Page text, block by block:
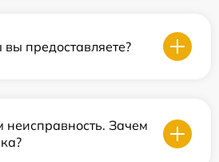
предоставляете?
Зачем